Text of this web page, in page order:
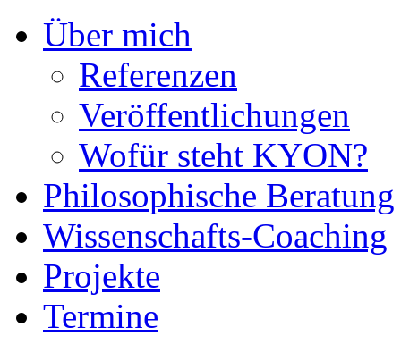
Über mich
Referenzen
Veröffentlichungen
Wofür steht KYON?
Philosophische Beratung
Wissenschafts-Coaching
Projekte
Termine